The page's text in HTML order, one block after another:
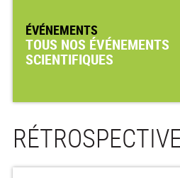
ÉVÉNEMENTS
TOUS NOS ÉVÉNEMENTS
SCIENTIFIQUES